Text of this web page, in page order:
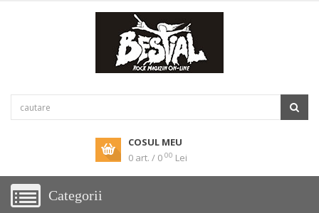
COSUL MEU
0 art. / 0 00 Lei
Categorii